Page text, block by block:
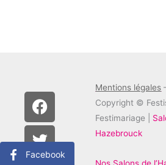
F
a
c
e
b
T
w
i
t
t
I
n
s
t
a
Mentions légales
Copyright ©
Festimariage |
Hazebrouck
Facebook